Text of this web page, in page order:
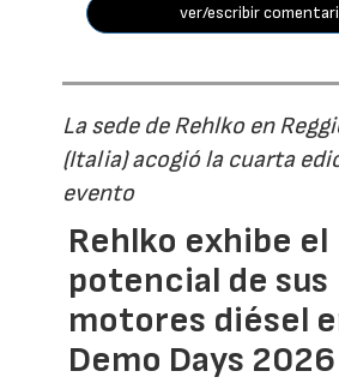
ver/escribir
La sede de Rehlko en
(Italia) acogió la cuarta
evento
Rehlko exhibe el
potencial de sus
motores diésel
Demo Days 2026